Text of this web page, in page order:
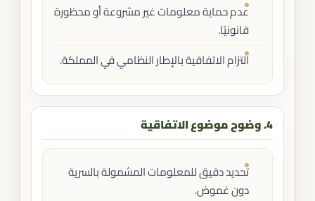
عدم حماية معلومات غير مشروعة أو محظورة
قانونيًا.
التزام الاتفاقية بالإطار النظامي في المملكة.
4. وضوح موضوع الاتفاقية
تحديد دقيق للمعلومات المشمولة بالسرية
دون غموض.